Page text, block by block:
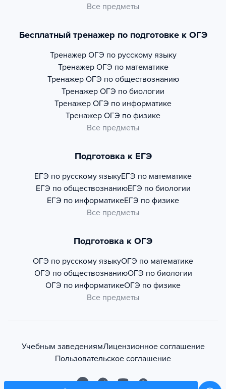
Все предметы
Бесплатный тренажер по подготовке к ОГЭ
Тренажер ОГЭ по русскому языку
Тренажер ОГЭ по математике
Тренажер ОГЭ по обществознанию
Тренажер ОГЭ по биологии
Тренажер ОГЭ по информатике
Тренажер ОГЭ по физике
Все предметы
Подготовка к ЕГЭ
ЕГЭ по русскому языкуЕГЭ по математике
ЕГЭ по обществознаниюЕГЭ по биологии
ЕГЭ по информатикеЕГЭ по физике
Все предметы
Подготовка к ОГЭ
ОГЭ по русскому языкуОГЭ по математике
ОГЭ по обществознаниюОГЭ по биологии
ОГЭ по информатикеОГЭ по физике
Все предметы
Учебным заведениямЛицензионное соглашение
Пользовательское соглашение